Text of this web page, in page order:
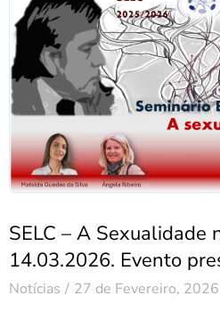
SELC – A Sexualidade
14.03.2026. Evento
Notícias 27 de Fevereiro, 2026